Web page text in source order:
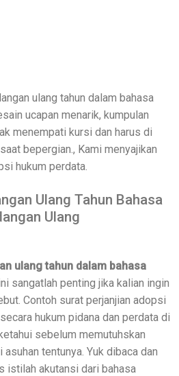
ulang tahun dalam bahasa
ucapan menarik, kumpulan
menempati kursi dan harus di
bepergian., Kami menyajikan
hukum perdata.
Ulang Tahun Bahasa
Ulang
ulang tahun dalam bahasa
sangatlah penting jika kalian ingin
Contoh surat perjanjian adopsi
hukum pidana dan perdata di
sebelum memutuhskan
tentunya. Yuk dibaca dan
istilah akutansi dari bahasa